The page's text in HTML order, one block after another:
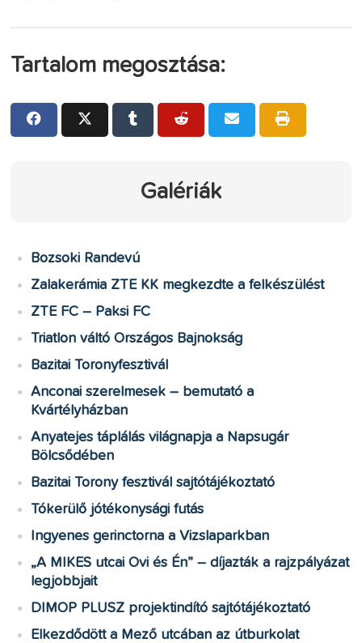
Tartalom megosztása:
Galériák
Bozsoki Randevú
Zalakerámia ZTE KK megkezdte a felkészülést
ZTE FC – Paksi FC
Triatlon váltó Országos Bajnokság
Bazitai Toronyfesztivál
Anconai szerelmesek – bemutató a
Kvártélyházban
Anyatejes táplálás világnapja a Napsugár
Bölcsődében
Bazitai Torony fesztivál sajtótájékoztató
Tókerülő jótékonysági futás
Ingyenes gerinctorna a Vizslaparkban
„A MIKES utcai Ovi és Én” – díjazták a rajzpályázat
legjobbjait
DIMOP PLUSZ projektindító sajtótájékoztató
Elkezdődött a Mező utcában az útburkolat